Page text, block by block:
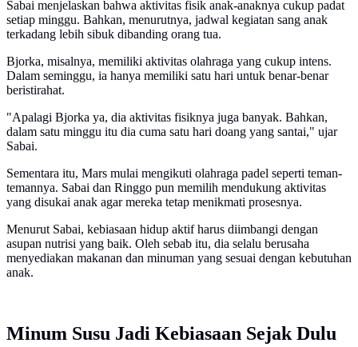
Sabai menjelaskan bahwa aktivitas fisik anak-anaknya cukup padat
setiap minggu. Bahkan, menurutnya, jadwal kegiatan sang anak
terkadang lebih sibuk dibanding orang tua.
Bjorka, misalnya, memiliki aktivitas olahraga yang cukup intens.
Dalam seminggu, ia hanya memiliki satu hari untuk benar-benar
beristirahat.
"Apalagi Bjorka ya, dia aktivitas fisiknya juga banyak. Bahkan,
dalam satu minggu itu dia cuma satu hari doang yang santai," ujar
Sabai.
Sementara itu, Mars mulai mengikuti olahraga padel seperti teman-
temannya. Sabai dan Ringgo pun memilih mendukung aktivitas
yang disukai anak agar mereka tetap menikmati prosesnya.
Menurut Sabai, kebiasaan hidup aktif harus diimbangi dengan
asupan nutrisi yang baik. Oleh sebab itu, dia selalu berusaha
menyediakan makanan dan minuman yang sesuai dengan kebutuhan
anak.
Minum Susu Jadi Kebiasaan Sejak Dulu